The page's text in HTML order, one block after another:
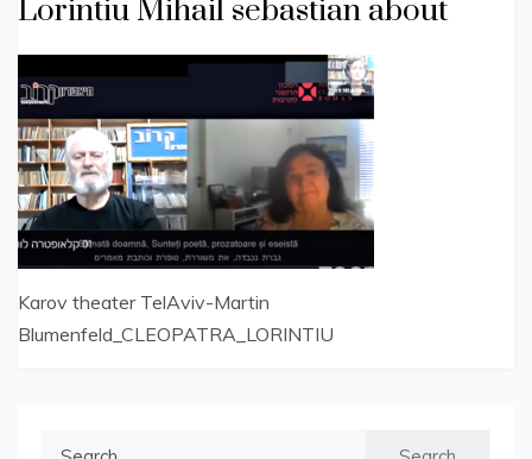
Lorintiu Mihail sebastian about
Karov theater TelAviv-Martin
Blumenfeld_CLEOPATRA_LORINTIU